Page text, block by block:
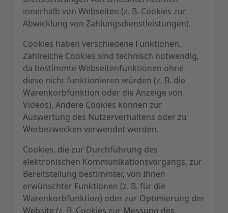
innerhalb von Webseiten (z. B. Cookies zur
Abwicklung von Zahlungsdienstleistungen).
Cookies haben verschiedene Funktionen.
Zahlreiche Cookies sind technisch notwendig,
da bestimmte Webseitenfunktionen ohne
diese nicht funktionieren würden (z. B. die
Warenkorbfunktion oder die Anzeige von
Videos). Andere Cookies können zur
Auswertung des Nutzerverhaltens oder zu
Werbezwecken verwendet werden.
Cookies, die zur Durchführung des
elektronischen Kommunikationsvorgangs, zur
Bereitstellung bestimmter, von Ihnen
erwünschter Funktionen (z. B. für die
Warenkorbfunktion) oder zur Optimierung der
Website (z. B. Cookies zur Messung des